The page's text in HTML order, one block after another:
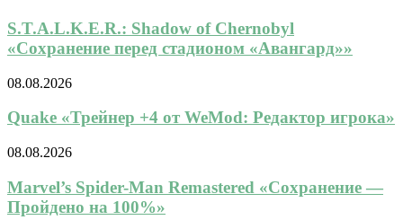
S.T.A.L.K.E.R.: Shadow of Chernobyl
«Сохранение перед стадионом «Авангард»»
08.08.2026
Quake «Трейнер +4 от WeMod: Редактор игрока»
08.08.2026
Marvel’s Spider-Man Remastered «Сохранение —
Пройдено на 100%»